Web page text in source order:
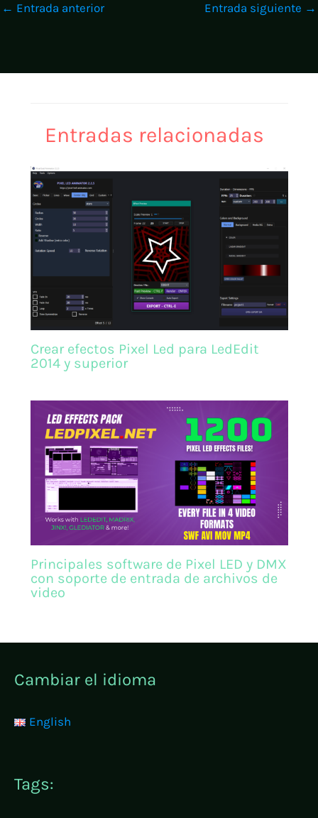
← Entrada anterior Entrada siguiente →
Entradas relacionadas
Crear efectos Pixel Led para LedEdit
2014 y superior
Principales software de Pixel LED y DMX
con soporte de entrada de archivos de
video
Cambiar el idioma
English
Tags: